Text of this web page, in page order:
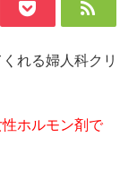
れる婦人科クリ
ホルモン剤で